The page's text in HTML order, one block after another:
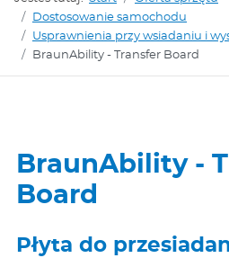
Dostosowanie samochodu
Usprawnienia przy wsiadaniu i
BraunAbility - Transfer Board
BraunAbility -
Board
Płyta do